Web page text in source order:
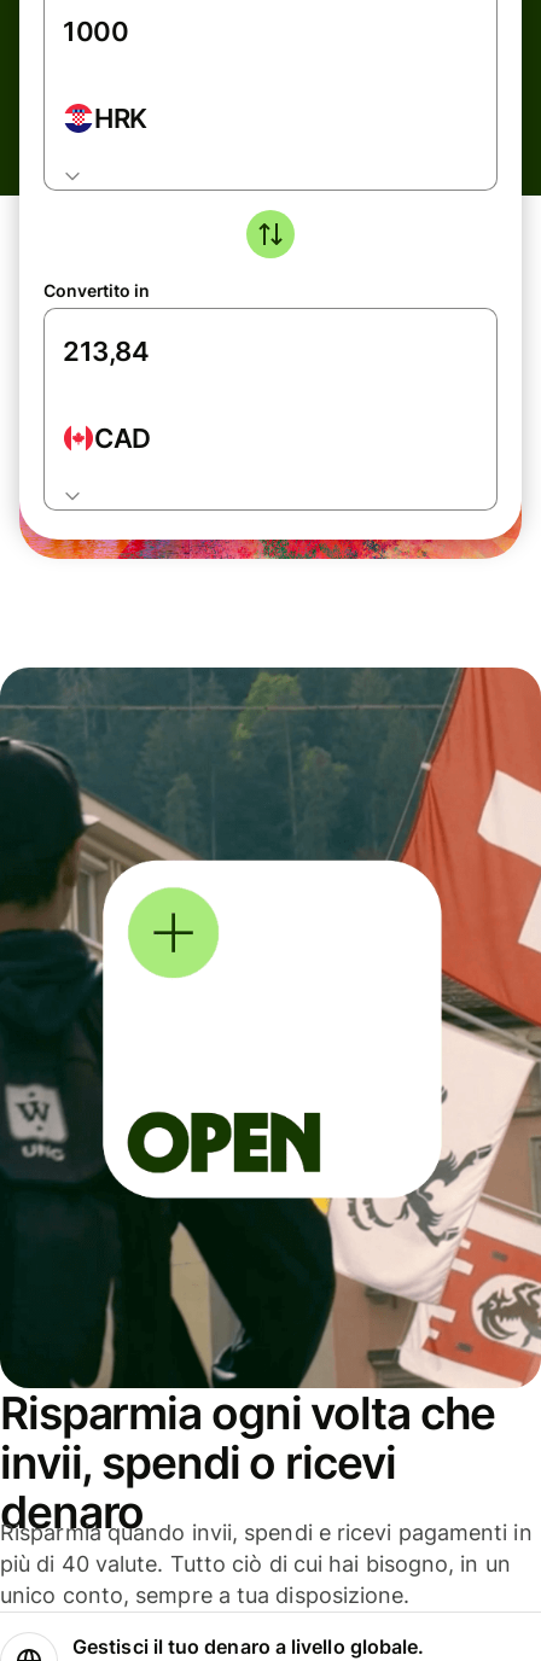
HRK
Convertito in
CAD
Risparmia ogni volta che
invii, spendi o ricevi
denaro
Risparmia quando invii, spendi e ricevi pagamenti in
più di 40 valute. Tutto ciò di cui hai bisogno, in un
unico conto, sempre a tua disposizione.
Gestisci il tuo denaro a livello globale.